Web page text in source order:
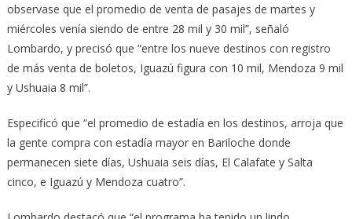
observase que el promedio de venta de pasajes de martes y
miércoles venía siendo de entre 28 mil y 30 mil”, señaló
Lombardo, y precisó que “entre los nueve destinos con registro
de más venta de boletos, Iguazú figura con 10 mil, Mendoza 9 mil
y Ushuaia 8 mil”.
Especificó que “el promedio de estadía en los destinos, arroja que
la gente compra con estadía mayor en Bariloche donde
permanecen siete días, Ushuaia seis días, El Calafate y Salta
cinco, e Iguazú y Mendoza cuatro”.